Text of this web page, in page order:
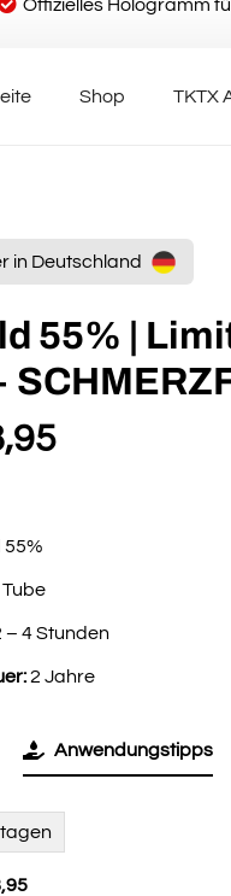
Offizielles Hologramm
Shop TKTX
in Deutschland
55% |
Aktueller
55%
– 4 Stunden
2 Jahre
Anwendungstipps